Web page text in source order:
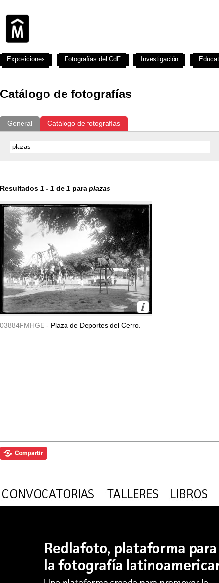
Catálogo de fotografías
General Catálogo de fotografías
Resultados 1 - 1 de 1 para plazas
03884FMHGE - Plaza de Deportes del Cerro.
Exposiciones Fotografías del CdF Investigación